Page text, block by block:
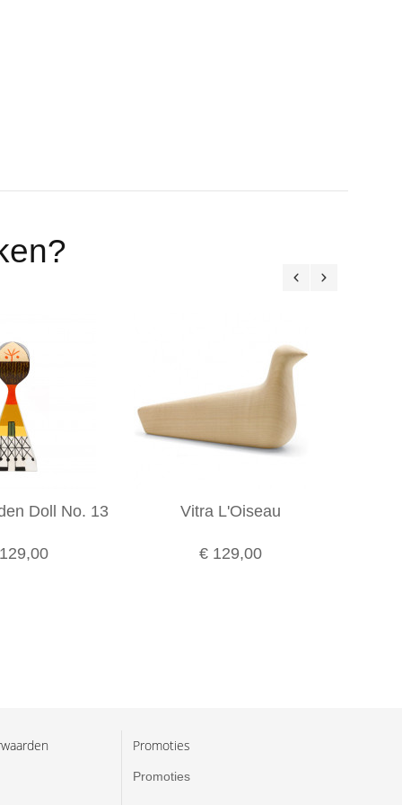
Doll No. 13 Vitra L'Oiseau
€ 129,00
Promoties
Promoties